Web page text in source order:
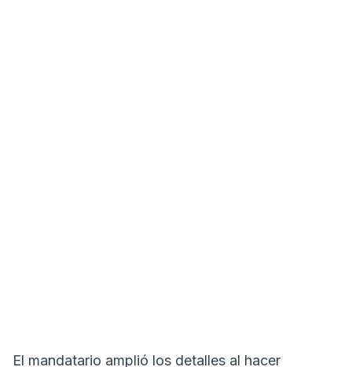
El mandatario amplió los detalles al hacer